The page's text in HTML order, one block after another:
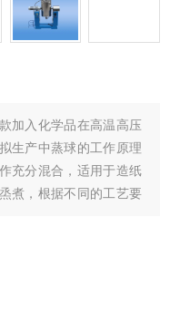
加入化学品在高温高压
生产中蒸球的工作原理
充分混合，适用于造纸
煮，根据不同的工艺要
8Kg/cm2液体原料的蒸